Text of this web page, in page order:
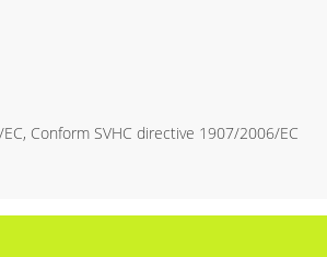
Conform SVHC directive 1907/2006/EC